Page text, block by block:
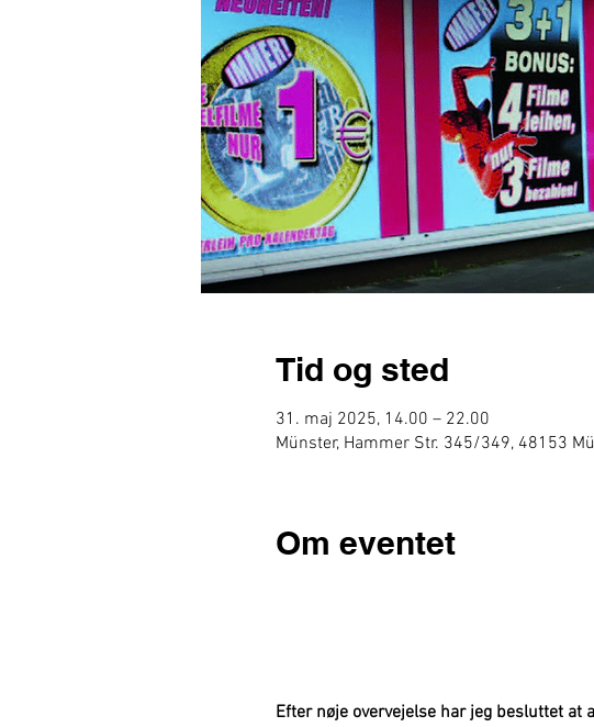
Tid og sted
31. maj 2025, 14.00 – 22.00
Münster, Hammer Str. 345/349, 48153
Om eventet
Efter nøje overvejelse har jeg besluttet